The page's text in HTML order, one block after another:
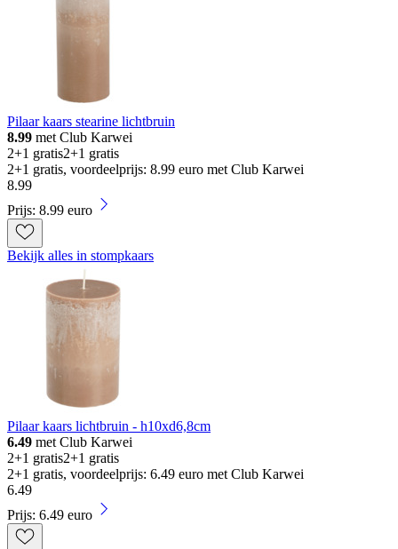
Pilaar kaars stearine lichtbruin
8.99 met Club Karwei
2+1 gratis2+1 gratis
2+1 gratis, voordeelprijs: 8.99 euro met Club Karwei
8.99
Prijs: 8.99 euro
Bekijk alles in stompkaars
Pilaar kaars lichtbruin - h10xd6,8cm
6.49 met Club Karwei
2+1 gratis2+1 gratis
2+1 gratis, voordeelprijs: 6.49 euro met Club Karwei
6.49
Prijs: 6.49 euro